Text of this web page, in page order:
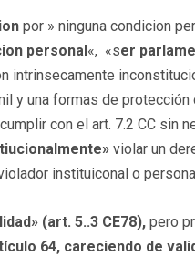
por » ninguna condicion
personal«, «ser
intrinsecamente
y una formas de protección
con el art. 7.2 CC sin
violar un
instituiconal o
(art. 5..3 CE78), pero
64, careciendo de